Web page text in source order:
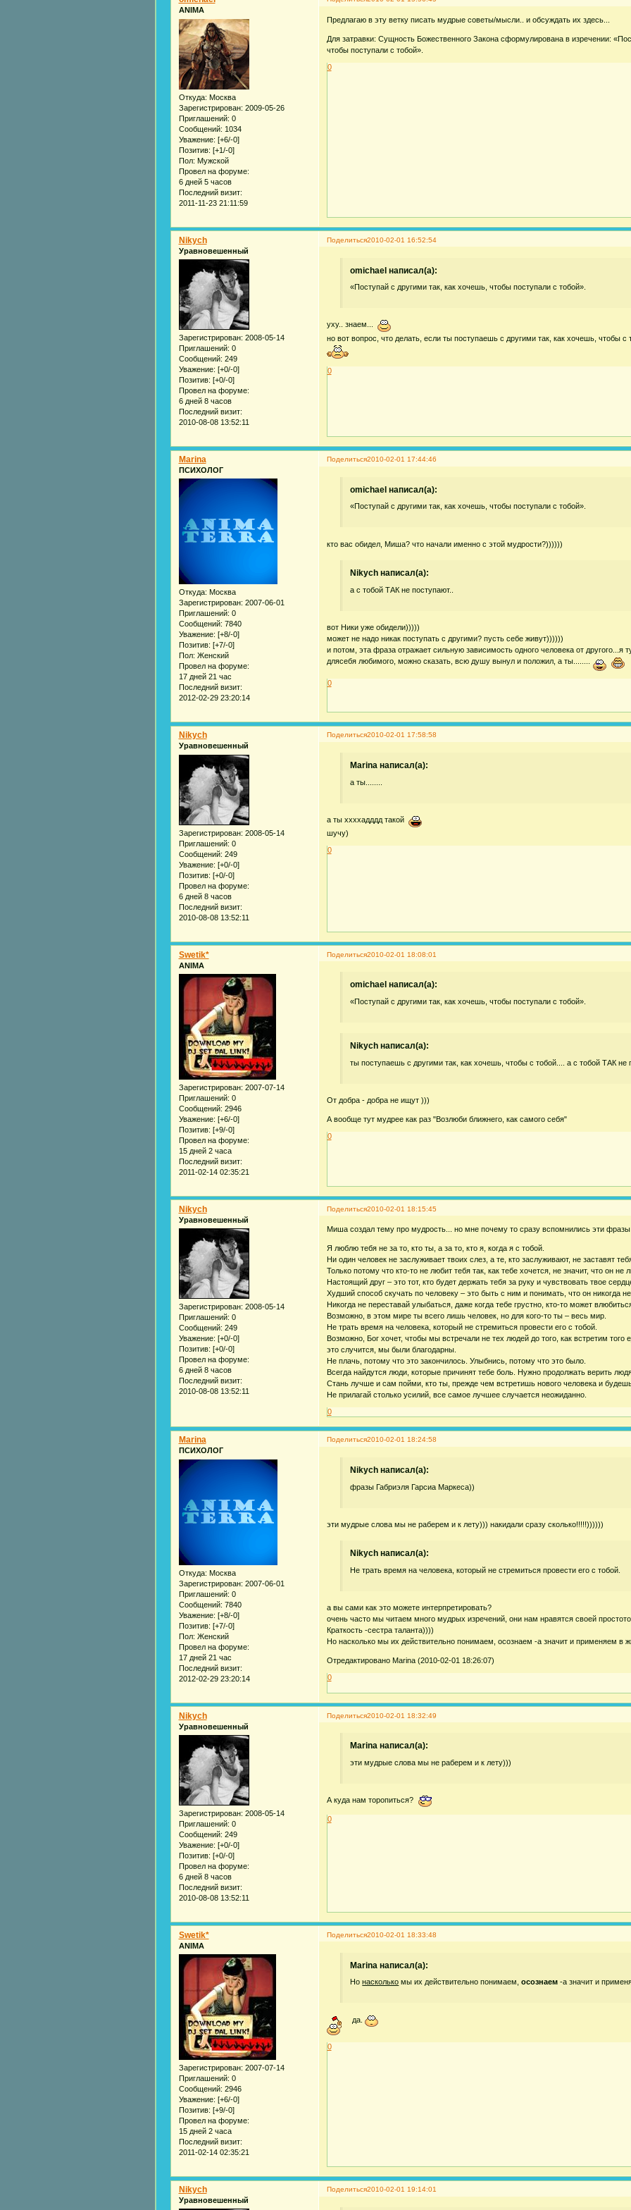
ANIMA
Откуда: Москва
Зарегистрирован: 2009-05-26
Приглашений: 0
Сообщений: 1034
Уважение: [+6/-0]
Позитив: [+1/-0]
Пол: Мужской
Провел на форуме:
6 дней 5 часов
Последний визит:
2011-11-23 21:11:59
Предлагаю в эту ветку писать мудрые советы/мысли.. и обсуждать их здесь...
Для затравки: Сущность Божественного Закона сформулирована в изречении:
чтобы поступали с тобой».
0
Поделиться2010-02-01 16:52:54
Nikych
Уравновешенный
Зарегистрирован: 2008-05-14
Приглашений: 0
Сообщений: 249
Уважение: [+0/-0]
Позитив: [+0/-0]
Провел на форуме:
6 дней 8 часов
Последний визит:
2010-08-08 13:52:11
omichael написал(а):
«Поступай с другими так, как хочешь, чтобы поступали с тобой».
уху.. знаем...
но вот вопрос, что делать, если ты поступаешь с другими так, как хочешь, чтобы с
0
Поделиться2010-02-01 17:44:46
Marina
ПСИХОЛОГ
Откуда: Москва
Зарегистрирован: 2007-06-01
Приглашений: 0
Сообщений: 7840
Уважение: [+8/-0]
Позитив: [+7/-0]
Пол: Женский
Провел на форуме:
17 дней 21 час
Последний визит:
2012-02-29 23:20:14
omichael написал(а):
«Поступай с другими так, как хочешь, чтобы поступали с тобой».
кто вас обидел, Миша? что начали именно с этой мудрости?))))))
Nikych написал(а):
а с тобой ТАК не поступают..
вот Ники уже обидели)))))
может не надо никак поступать с другими? пусть себе живут))))))
и потом, эта фраза отражает сильную зависимость одного человека от другого...я
длясебя любимого, можно сказать, всю душу вынул и положил, а ты........
0
Поделиться2010-02-01 17:58:58
Nikych
Уравновешенный
Зарегистрирован: 2008-05-14
Приглашений: 0
Сообщений: 249
Уважение: [+0/-0]
Позитив: [+0/-0]
Провел на форуме:
6 дней 8 часов
Последний визит:
2010-08-08 13:52:11
Marina написал(а):
а ты........
а ты ххххадддд такой
шучу)
0
Поделиться2010-02-01 18:08:01
Swetik*
ANIMA
Зарегистрирован: 2007-07-14
Приглашений: 0
Сообщений: 2946
Уважение: [+6/-0]
Позитив: [+9/-0]
Провел на форуме:
15 дней 2 часа
Последний визит:
2011-02-14 02:35:21
omichael написал(а):
«Поступай с другими так, как хочешь, чтобы поступали с тобой».
Nikych написал(а):
ты поступаешь с другими так, как хочешь, чтобы с тобой.... а с тобой ТАК не
От добра - добра не ищут )))
А вообще тут мудрее как раз "Возлюби ближнего, как самого себя"
0
Поделиться2010-02-01 18:15:45
Nikych
Уравновешенный
Зарегистрирован: 2008-05-14
Приглашений: 0
Сообщений: 249
Уважение: [+0/-0]
Позитив: [+0/-0]
Провел на форуме:
6 дней 8 часов
Последний визит:
2010-08-08 13:52:11
Миша создал тему про мудрость... но мне почему то сразу вспомнились эти
Я люблю тебя не за то, кто ты, а за то, кто я, когда я с тобой.
Ни один человек не заслуживает твоих слез, а те, кто заслуживают, не заставят
Только потому что кто-то не любит тебя так, как тебе хочется, не значит, что он не
Настоящий друг – это тот, кто будет держать тебя за руку и чувствовать твое
Худший способ скучать по человеку – это быть с ним и понимать, что он никогда не
Никогда не переставай улыбаться, даже когда тебе грустно, кто-то может
Возможно, в этом мире ты всего лишь человек, но для кого-то ты – весь мир.
Не трать время на человека, который не стремиться провести его с тобой.
Возможно, Бог хочет, чтобы мы встречали не тех людей до того, как встретим того
это случится, мы были благодарны.
Не плачь, потому что это закончилось. Улыбнись, потому что это было.
Всегда найдутся люди, которые причинят тебе боль. Нужно продолжать верить
Стань лучше и сам пойми, кто ты, прежде чем встретишь нового человека и
Не прилагай столько усилий, все самое лучшее случается неожиданно.
0
Поделиться2010-02-01 18:24:58
Marina
ПСИХОЛОГ
Откуда: Москва
Зарегистрирован: 2007-06-01
Приглашений: 0
Сообщений: 7840
Уважение: [+8/-0]
Позитив: [+7/-0]
Пол: Женский
Провел на форуме:
17 дней 21 час
Последний визит:
2012-02-29 23:20:14
Nikych написал(а):
фразы Габриэля Гарсиа Маркеса))
эти мудрые слова мы не раберем и к лету))) накидали сразу сколько!!!!!))))))
Nikych написал(а):
Не трать время на человека, который не стремиться провести его с тобой.
а вы сами как это можете интерпретировать?
очень часто мы читаем много мудрых изречений, они нам нравятся своей
Краткость -сестра таланта))))
Но насколько мы их действительно понимаем, осознаем -а значит и применяем в
Отредактировано Marina (2010-02-01 18:26:07)
0
Поделиться2010-02-01 18:32:49
Nikych
Уравновешенный
Зарегистрирован: 2008-05-14
Приглашений: 0
Сообщений: 249
Уважение: [+0/-0]
Позитив: [+0/-0]
Провел на форуме:
6 дней 8 часов
Последний визит:
2010-08-08 13:52:11
Marina написал(а):
эти мудрые слова мы не раберем и к лету)))
А куда нам торопиться?
0
Поделиться2010-02-01 18:33:48
Swetik*
ANIMA
Зарегистрирован: 2007-07-14
Приглашений: 0
Сообщений: 2946
Уважение: [+6/-0]
Позитив: [+9/-0]
Провел на форуме:
15 дней 2 часа
Последний визит:
2011-02-14 02:35:21
Marina написал(а):
Нонасколько мы их действительно понимаем,осознаем -а значит и
да.
0
Поделиться2010-02-01 19:14:01
Nikych
Уравновешенный